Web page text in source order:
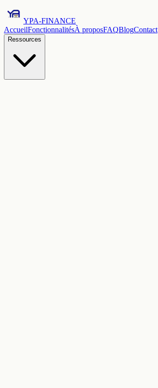
YPA-FINANCE
AccueilFonctionnalitésÀ proposFAQBlogContact
Ressources